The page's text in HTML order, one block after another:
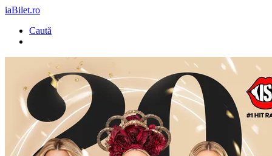
iaBilet.ro
Caută